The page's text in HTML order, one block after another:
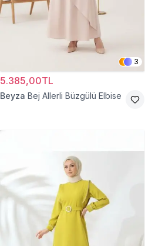
3
5.385,00TL
Beyza Bej Allerli Büzgülü Elbise